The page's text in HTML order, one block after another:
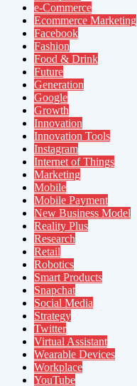
e-Commerce
Ecommerce Marketing
Facebook
Fashion
Food & Drink
Future
Generation
Google
Growth
Innovation
Innovation Tools
Instagram
Internet of Things
Marketing
Mobile
Mobile Payment
New Business Model
Reality Plus
Research
Retail
Robotics
Smart Products
Snapchat
Social Media
Strategy
Twitter
Virtual Assistant
Wearable Devices
Workplace
YouTube